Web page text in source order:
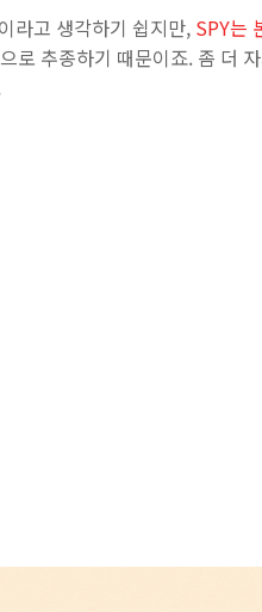
라고 생각하기 쉽지만, SPY는
로 추종하기 때문이죠. 좀 더